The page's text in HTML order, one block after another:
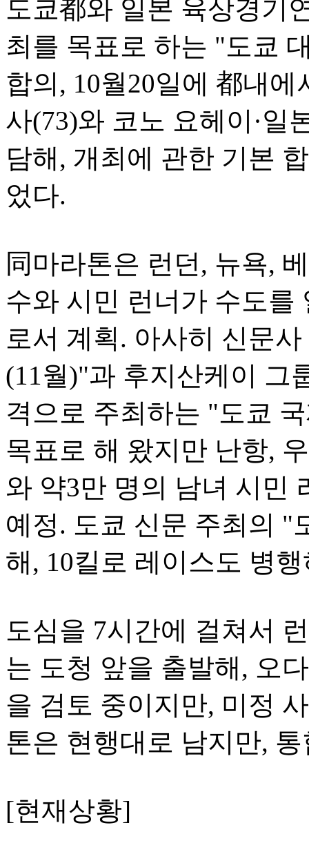
도쿄都와 일본 육상경기
최를 목표로 하는 "도쿄
합의, 10월20일에 都내
사(73)와 코노 요헤이·일
담해, 개최에 관한 기본
었다.
同마라톤은 런던, 뉴욕,
수와 시민 런너가 수도를
로서 계획. 아사히 신문
(11월)"과 후지산케이 그
격으로 주최하는 "도쿄
목표로 해 왔지만 난항,
와 약3만 명의 남녀 시민
예정. 도쿄 신문 주최의 "
해, 10킬로 레이스도 병
도심을 7시간에 걸쳐서
는 도청 앞을 출발해, 오
을 검토 중이지만, 미정
톤은 현행대로 남지만,
[현재상황]